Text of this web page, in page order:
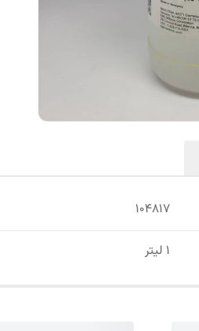
104817
1 لیتر